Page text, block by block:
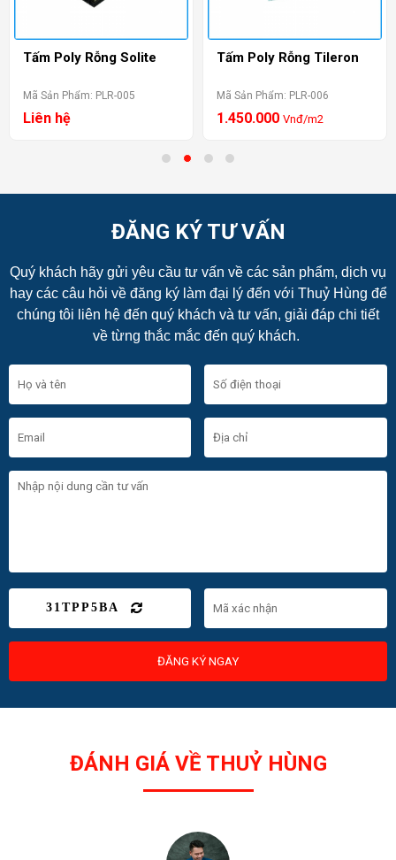
Tấm Poly Rỗng Tileron
Mã Sản Phẩm: PLR-006
1.450.000
Tấm Polytop Rỗng
Mã Sản Phẩm: PLR-011
2.150.000 Vnđ/m2
ĐĂNG KÝ TƯ VẤN
Quý khách hãy gửi yêu cầu tư vấn về các sản phẩm, dịch vụ
hay các câu hỏi về đăng ký làm đại lý đến với Thuỷ Hùng để
chúng tôi liên hệ đến quý khách và tư vấn, giải đáp chi tiết
về từng thắc mắc đến quý khách.
31TPP5BA
ĐĂNG KÝ NGAY
ĐÁNH GIÁ VỀ THUỶ HÙNG